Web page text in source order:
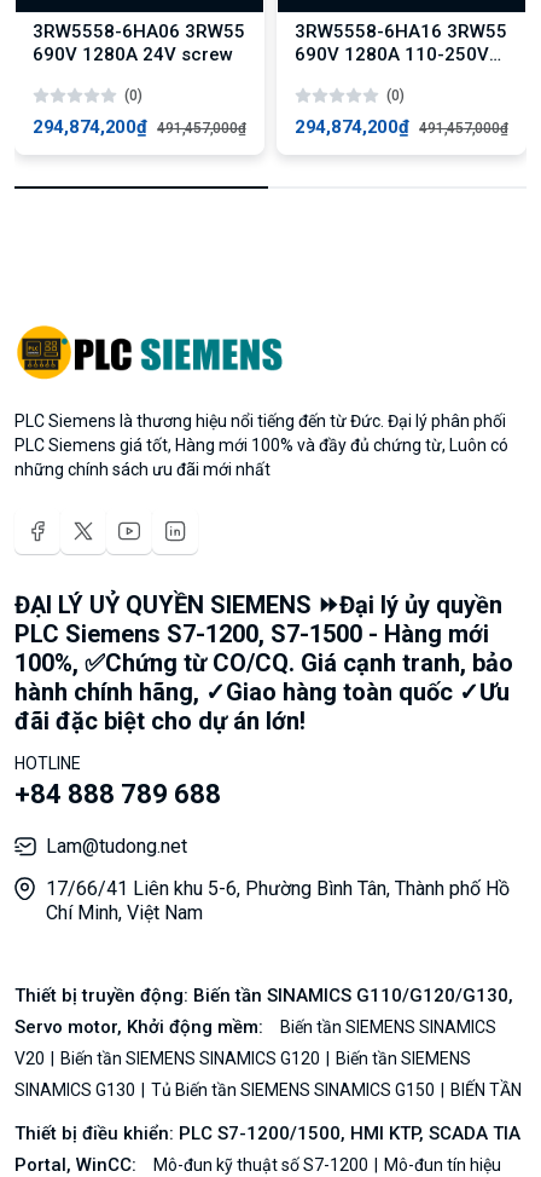
3RW5558-6HA06 3RW55
690V 1280A 24V screw
(0)
294,874,200₫ 491,457,000₫
3RW5558-6HA16 3RW55
690V 1280A 110-250V
(0)
294,874,200₫ 491,457,000₫
PLC Siemens là thương hiệu nổi tiếng đến từ Đức. Đại lý phân phối
PLC Siemens giá tốt, Hàng mới 100% và đầy đủ chứng từ, Luôn có
những chính sách ưu đãi mới nhất
ĐẠI LÝ UỶ QUYỀN SIEMENS ⏩Đại lý ủy quyền
PLC Siemens S7-1200, S7-1500 - Hàng mới
100%, ✅Chứng từ CO/CQ. Giá cạnh tranh, bảo
hành chính hãng, ✓Giao hàng toàn quốc ✓Ưu
đãi đặc biệt cho dự án lớn!
HOTLINE
+84 888 789 688
Lam@tudong.net
17/66/41 Liên khu 5-6, Phường Bình Tân, Thành phố Hồ
Chí Minh, Việt Nam
Thiết bị truyền động: Biến tần SINAMICS G110/G120/G130,
Servo motor, Khởi động mềm:
Biến tần SIEMENS SINAMICS
V20
Biến tần SIEMENS SINAMICS G120
Biến tần SIEMENS
SINAMICS G130
Tủ Biến tần SIEMENS SINAMICS G150 BIẾN TẦN
Thiết bị điều khiển: PLC S7-1200/1500, HMI KTP, SCADA TIA
Portal, WinCC:
Mô-đun kỹ thuật số S7-1200
Mô-đun tín hiệu